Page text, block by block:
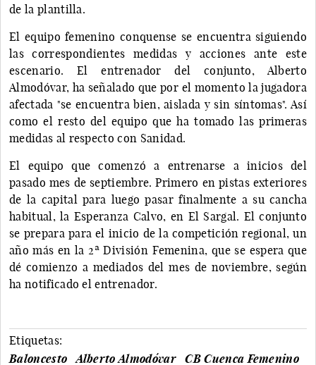
de la plantilla.
El equipo femenino conquense se encuentra siguiendo
las correspondientes medidas y acciones ante este
escenario. El entrenador del conjunto, Alberto
Almodóvar, ha señalado que por el momento la jugadora
afectada "se encuentra bien, aislada y sin síntomas". Así
como el resto del equipo que ha tomado las primeras
medidas al respecto con Sanidad.
El equipo que comenzó a entrenarse a inicios del
pasado mes de septiembre. Primero en pistas exteriores
de la capital para luego pasar finalmente a su cancha
habitual, la Esperanza Calvo, en El Sargal. El conjunto
se prepara para el inicio de la competición regional, un
año más en la 2ª División Femenina, que se espera que
dé comienzo a mediados del mes de noviembre, según
ha notificado el entrenador.
Etiquetas:
Baloncesto
Alberto Almodóvar
CB Cuenca Femenino